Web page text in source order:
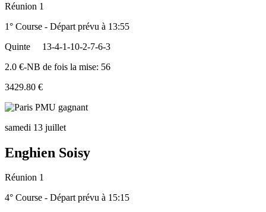
Réunion 1
1° Course - Départ prévu à 13:55
Quinte
13-4-1-10-2-7-6-3
2.0 €-NB de fois la mise: 56
3429.80 €
samedi 13 juillet
Enghien Soisy
Réunion 1
4° Course - Départ prévu à 15:15